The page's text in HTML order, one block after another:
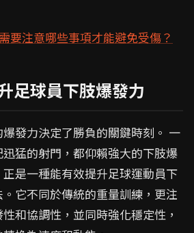
要注意哪些事項才能避免受傷？
足球員下肢爆發力
發力決定了勝負的關鍵時刻。 一
猛的射門，都仰賴強大的下肢爆
是一種能有效提升足球運動員下
它不同於傳統的重量訓練，更注
和協調性，並同時強化穩定性，